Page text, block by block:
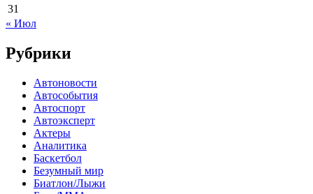
31
« Июл
Рубрики
Автоновости
Автособытия
Автоспорт
Автоэксперт
Актеры
Аналитика
Баскетбол
Безумный мир
Биатлон/Лыжи